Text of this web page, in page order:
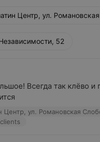
Центр, ул.
52
Всегда так клёво и
Центр, ул. Романовская